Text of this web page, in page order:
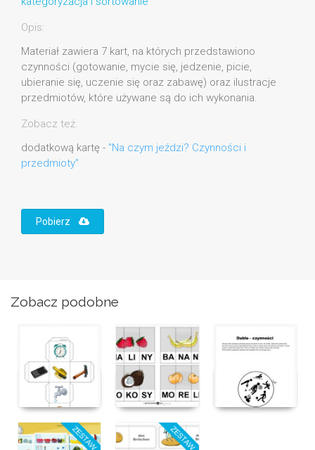
Opis:
Materiał zawiera 7 kart, na których przedstawiono
czynności (gotowanie, mycie się, jedzenie, picie,
ubieranie się, uczenie się oraz zabawę) oraz ilustracje
przedmiotów, które używane są do ich wykonania.
Zobacz też:
dodatkową kartę - "Na czym jeździ? Czynności i
przedmioty"
Pobierz
Zobacz podobne